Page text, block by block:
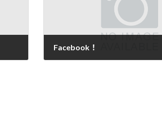
Facebook！